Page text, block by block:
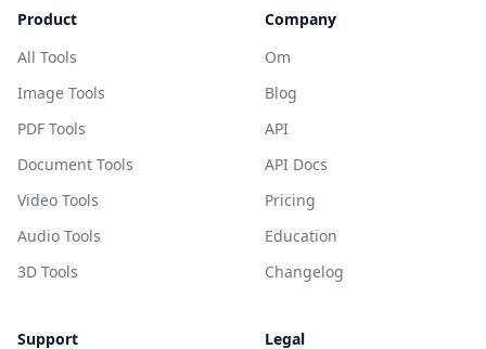
Product
All Tools
Image Tools
PDF Tools
Document Tools
Video Tools
Audio Tools
3D Tools
Company
Om
Blog
API
API Docs
Pricing
Education
Changelog
Support
Legal